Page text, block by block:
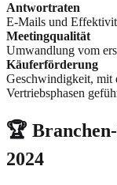
Antwortraten
E-Mails und
Meetingqualität
Umwandlung vom
Käuferförderung
Geschwindigkeit, mit
Vertriebsphasen
🏆
2024